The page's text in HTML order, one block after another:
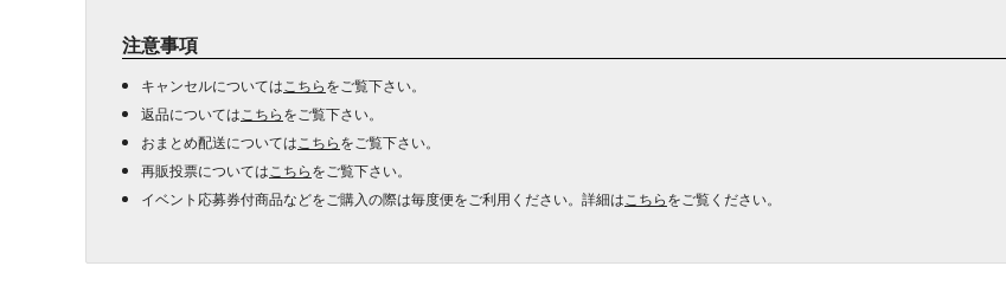
注意事項
キャンセルについては こちらをご覧下さい。
返品については こちらをご覧下さい。
おまとめ配送については こちらをご覧下さい。
再販投票については こちらをご覧下さい。
イベント応募券付商品などをご購入の際は毎度便をご利用ください。詳細は こちらをご覧ください。